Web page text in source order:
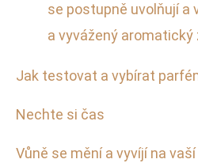
se postupně uvolňují
a vyvážený aromatický
Jak testovat a vybírat
Nechte si čas
Vůně se mění a vyvíjí na